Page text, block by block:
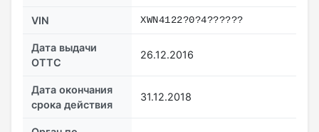
VIN XWN4122?0?4??????
Дата выдачи
ОТТС
26.12.2016
Дата окончания
срока действия
31.12.2018